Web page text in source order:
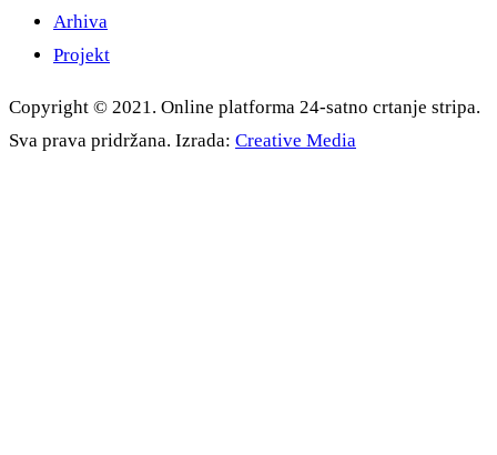
Arhiva
Projekt
Copyright © 2021. Online platforma 24-satno crtanje stripa.
Sva prava pridržana. Izrada: Creative Media